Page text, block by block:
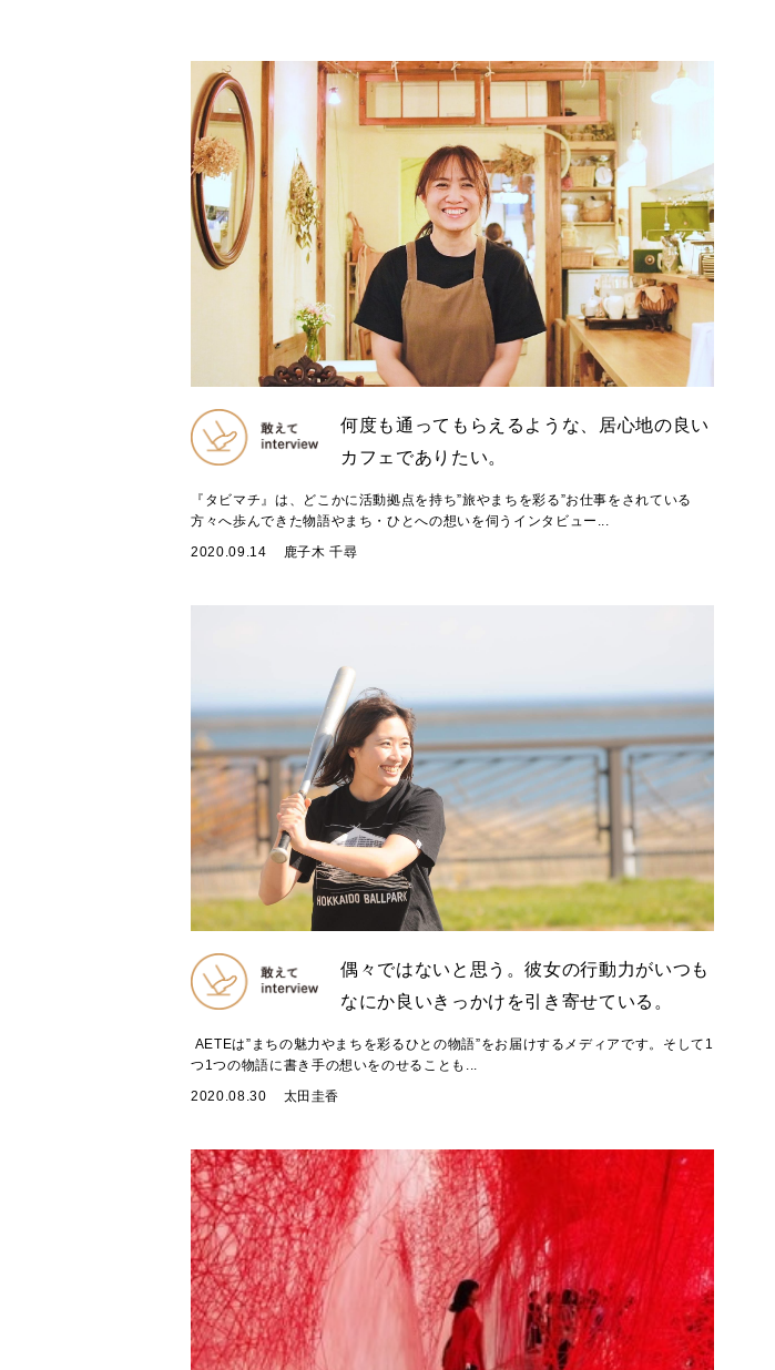
何度も通ってもらえるような、居心地の良い
カフェでありたい。
『タビマチ』は、どこかに活動拠点を持ち”旅やまちを彩る”お仕事をされている
方々へ歩んできた物語やまち・ひとへの想いを伺うインタビュー...
2020.09.14
鹿子木 千尋
偶々ではないと思う。彼女の行動力がいつも
なにか良いきっかけを引き寄せている。
AETEは”まちの魅力やまちを彩るひとの物語”をお届けするメディアです。そして1
つ1つの物語に書き手の想いをのせることも...
2020.08.30
太田圭香